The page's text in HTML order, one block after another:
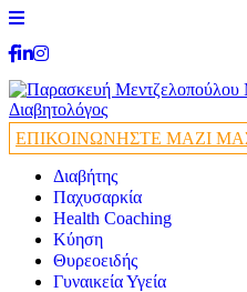
ΕΠΙΚΟΙΝΩΝΗΣΤΕ ΜΑΖΙ
Διαβήτης
Παχυσαρκία
Health Coaching
Κύηση
Θυρεοειδής
Γυναικεία Υγεία